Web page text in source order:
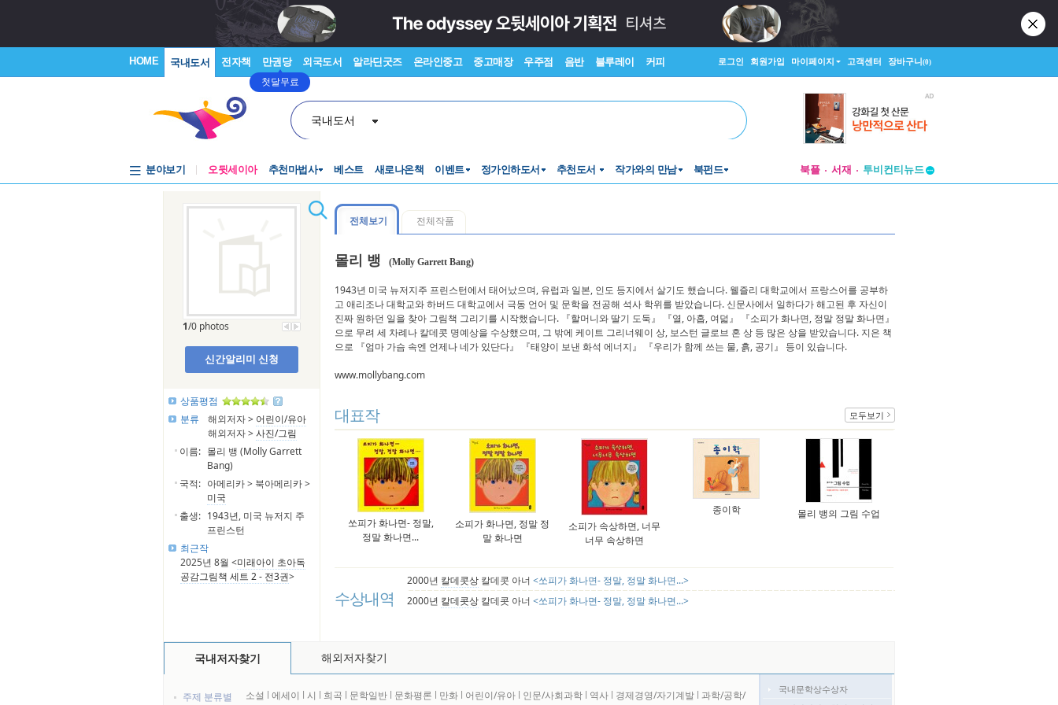
HOME 국내도서 전자책 만권당
첫달무료
외국도서 알라딘굿즈 온라인중고 중고매장 우주점 음반 블루레이 커피 로그인 회원가입 마이페이지 고객센터 장바구니(0)
국내도서
분야보기 오뒷세이아 추천마법사 베스트 새로나온책 이벤트 정가인하도서 추천도서 작가와의 만남 북펀드 북플 서재
투비컨티뉴드
1/0 photos
신간알리미 신청
상품평점
분류
해외저자 > 어린이/유아
해외저자 >사진/그림
이름: 몰리 뱅 (Molly Garrett
Bang)
국적: 아메리카 > 북아메리카 >
미국
출생: 1943년, 미국 뉴저지 주
프린스턴
최근작
2025년 8월 <미래아이 초아독
공감그림책 세트 2 - 전3권>
전체보기 전체작품
몰리 뱅 (Molly Garrett Bang)
1943년 미국 뉴저지주 프린스턴에서 태어났으며, 유럽과 일본, 인도 등지에서 살기도 했습니다. 웰즐리 대학교에서 프랑스어를 공부하
고 애리조나 대학교와 하버드 대학교에서 극동 언어 및 문학을 전공해 석사 학위를 받았습니다. 신문사에서 일하다가 해고된 후 자신이
진짜 원하던 일을 찾아 그림책 그리기를 시작했습니다. 『할머니와 딸기 도둑』 『열, 아홉, 여덟』 『소피가 화나면, 정말 정말 화나면』
으로 무려 세 차례나 칼데콧 명예상을 수상했으며, 그 밖에 케이트 그리너웨이 상, 보스턴 글로브 혼 상 등 많은 상을 받았습니다. 지은 책
으로 『엄마 가슴 속엔 언제나 네가 있단다』 『태양이 보낸 화석 에너지』 『우리가 함께 쓰는 물, 흙, 공기』 등이 있습니다.
www.mollybang.com
대표작 모두보기
쏘피가 화나면- 정말,
정말 화나면...
소피가 화나면, 정말 정
말 화나면
소피가 속상하면, 너무
너무 속상하면
종이학 몰리 뱅의 그림 수업
수상내역
2000년 칼데콧상 칼데콧 아너 <쏘피가 화나면- 정말, 정말 화나면...>
2000년 칼데콧상 칼데콧 아너 <쏘피가 화나면- 정말, 정말 화나면...>
국내저자찾기 해외저자찾기
주제 분류별 소설 l 에세이 l 시 l 희곡 l 문학일반 l 문화평론 l 만화 l 어린이/유아 l 인문/사회과학 l 역사 l 경제경영/자기계발 l 과학/공학/
국내문학상수상자